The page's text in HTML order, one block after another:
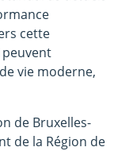
cette
vie moderne,
de Bruxelles-
de la Région de